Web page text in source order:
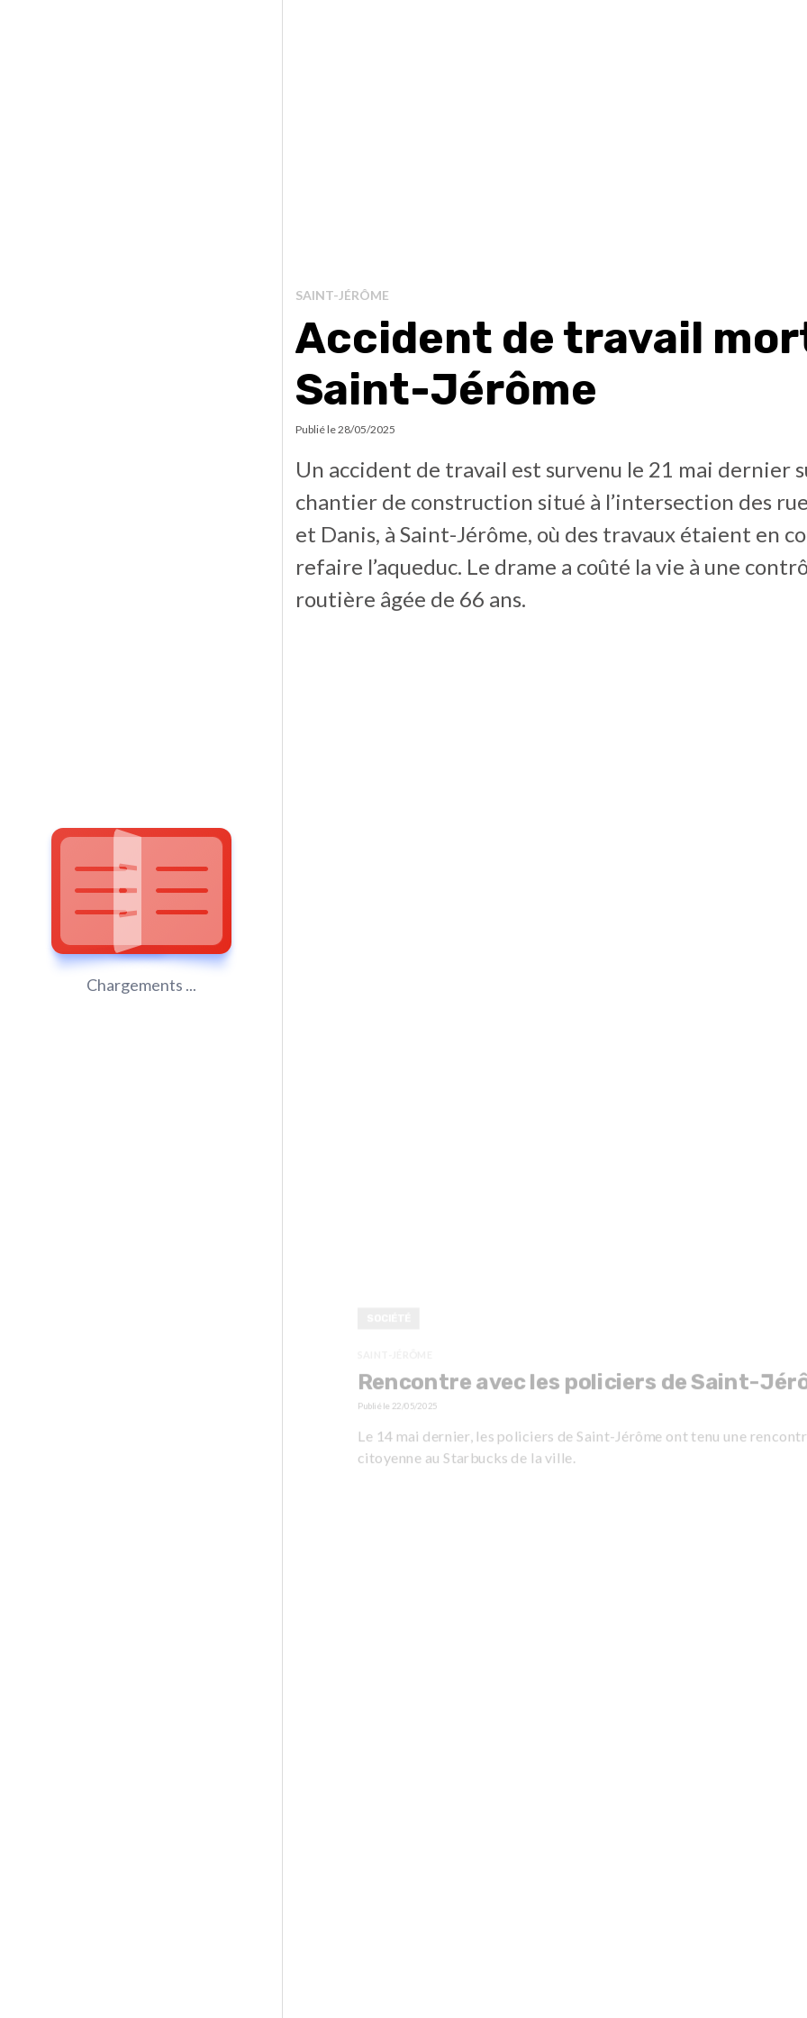
Chargements ...
SAINT-JÉRÔME
Accident de travail
Saint-Jérôme
Publié le28/05/2025
Un accident de travail est survenu le 21 mai dernier
chantier de construction situé à l’intersection des
et Danis, à Saint-Jérôme, où des travaux étaient en
refaire l’aqueduc. Le drame a coûté la vie à une
routière âgée de 66 ans.
Rencontre avec les policiers de Saint-
Publié le 22/05/2025
Le 14 mai dernier, les policiers de Saint-Jérôme ont tenu une
citoyenne au Starbucks de la ville.